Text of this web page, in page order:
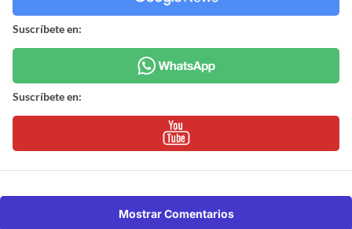
Suscríbete en:
Suscríbete en:
Mostrar Comentarios